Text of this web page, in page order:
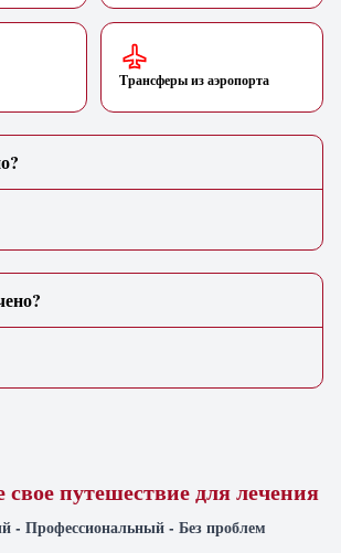
Трансферы из аэропорта
путешествие для лечения
- Профессиональный - Без проблем